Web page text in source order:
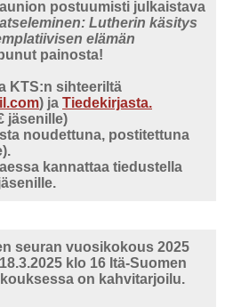
postuumisti julkaistava
Lutherin käsitys
elämän
painosta!
KTS:n sihteeriltä
) ja Tiedekirjasta.
jäsenille)
noudettuna, postitettuna
kannattaa tiedustella
seuran vuosikokous 2025
klo 16 Itä-Suomen
on kahvitarjoilu.